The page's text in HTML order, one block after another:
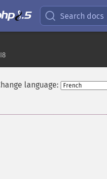
Search docs
language: